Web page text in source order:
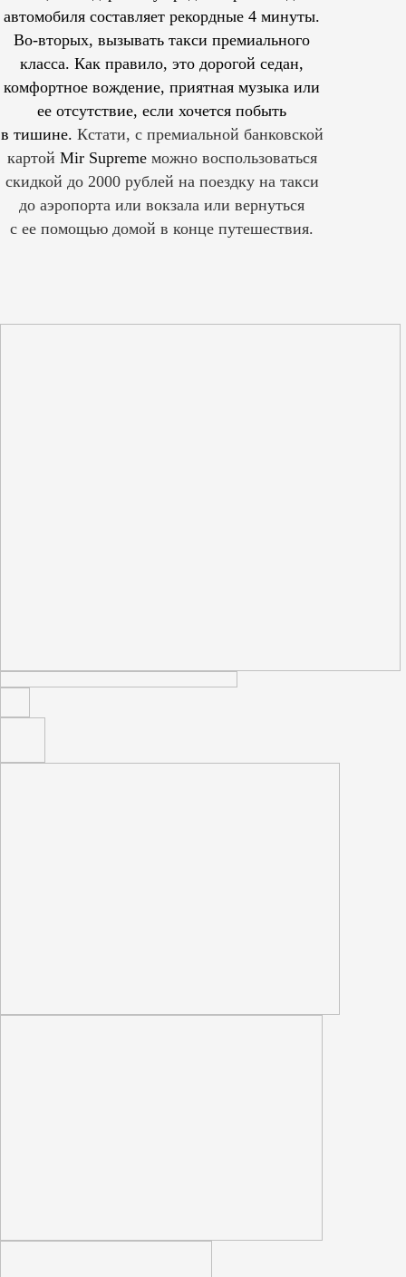
автомобиля составляет рекордные 4 минуты.
Во-вторых, вызывать такси премиального
класса. Как правило, это дорогой седан,
комфортное вождение, приятная музыка или
ее отсутствие, если хочется побыть
в тишине. Кстати, с премиальной банковской
картой Mir Supreme можно воспользоваться
скидкой до 2000 рублей на поездку на такси
до аэропорта или вокзала или вернуться
с ее помощью домой в конце путешествия.